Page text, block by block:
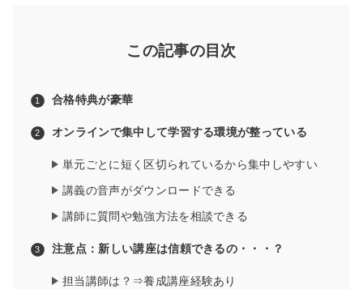
この記事の目次
合格特典が豪華
オンラインで集中して学習する環境が整っている
単元ごとに短く区切られているから集中しやすい
講義の音声がダウンロードできる
講師に質問や勉強方法を相談できる
注意点：新しい講座は信頼できるの・・・？
担当講師は？⇒養成講座経験あり